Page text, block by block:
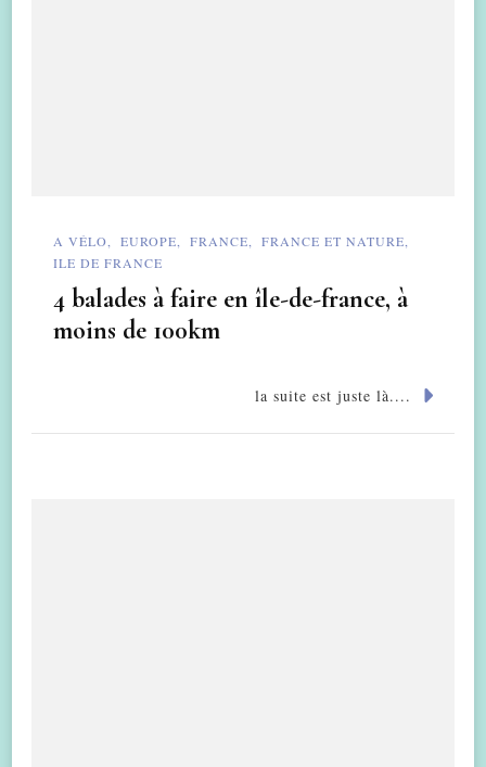
A VÉLO EUROPE FRANCE
FRANCE ET NATURE
ILE DE FRANCE
4 balades à faire en île-de-france, à
moins de 100km
la suite est juste là....